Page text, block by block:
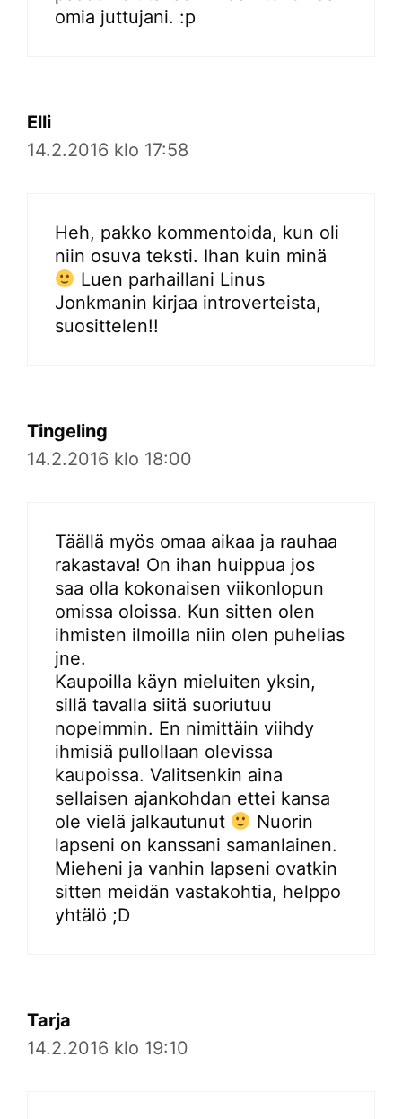
omia juttujani. :p
Elli
14.2.2016 klo 17:58
Heh, pakko kommentoida, kun oli
niin osuva teksti. Ihan kuin minä
Luen parhaillani Linus
Jonkmanin kirjaa introverteista,
suosittelen!!
Tingeling
14.2.2016 klo 18:00
Täällä myös omaa aikaa ja rauhaa
rakastava! On ihan huippua jos
saa olla kokonaisen viikonlopun
omissa oloissa. Kun sitten olen
ihmisten ilmoilla niin olen puhelias
jne.
Kaupoilla käyn mieluiten yksin,
sillä tavalla siitä suoriutuu
nopeimmin. En nimittäin viihdy
ihmisiä pullollaan olevissa
kaupoissa. Valitsenkin aina
sellaisen ajankohdan ettei kansa
ole vielä jalkautunut
Nuorin
lapseni on kanssani samanlainen.
Mieheni ja vanhin lapseni ovatkin
sitten meidän vastakohtia, helppo
yhtälö ;D
Tarja
14.2.2016 klo 19:10